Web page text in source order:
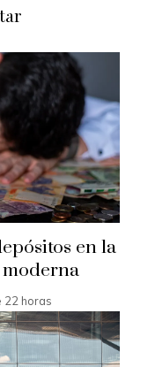
en la
22 horas